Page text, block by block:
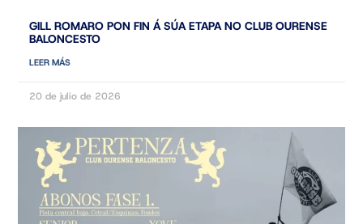
GILL ROMARO PON FIN Á SÚA ETAPA NO CLUB OURENSE
BALONCESTO
LEER MÁS
20 de julio de 2026